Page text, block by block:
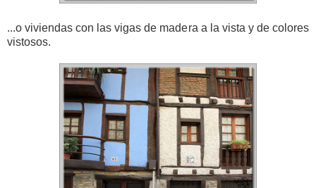
...o viviendas con las vigas de madera a la vista y de colores
vistosos.